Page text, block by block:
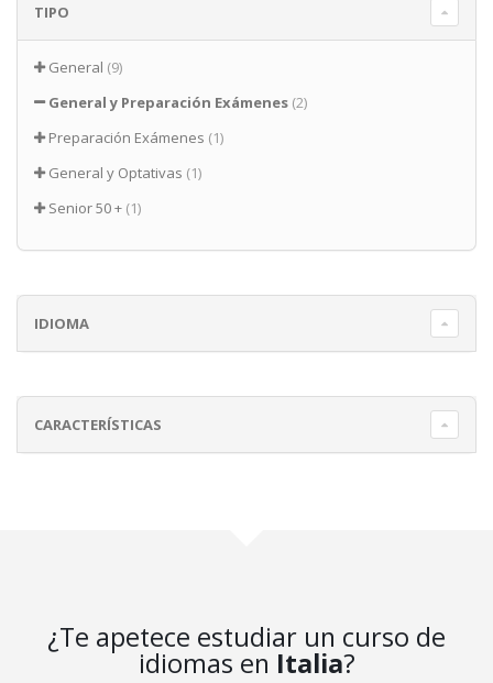
TIPO
General (9)
General y Preparación Exámenes (2)
Preparación Exámenes (1)
General y Optativas (1)
Senior 50 + (1)
IDIOMA
CARACTERÍSTICAS
¿Te apetece estudiar un curso de
idiomas en Italia?